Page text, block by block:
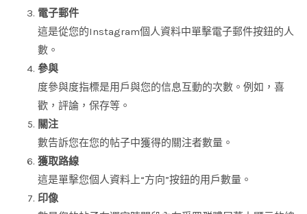
電子郵件
這是從您的Instagram個人資料中單擊電子郵件按鈕的人
數。
參與
度參與度指標是用戶與您的信息互動的次數。例如，喜
歡，評論，保存等。
關注
數告訴您在您的帖子中獲得的關注者數量。
獲取路線
這是單擊您個人資料上“方向”按鈕的用戶數量。
印像